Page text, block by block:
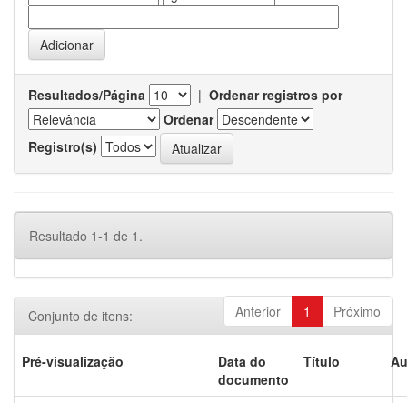
Resultados/Página | Ordenar registros por
Ordenar
Registro(s)
Resultado 1-1 de 1.
Anterior 1 Próximo
Conjunto de itens:
Pré-visualização
Data do
documento
Título